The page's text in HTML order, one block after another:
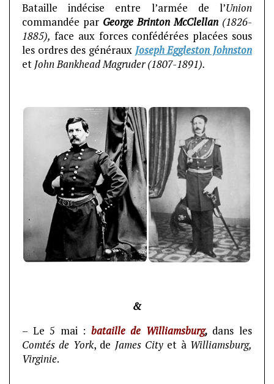
Bataille indécise entre l’armée de l’Union
commandée par George Brinton McClellan(1826-
1885), face aux forces confédérées placées sous
les ordres des généraux Joseph Eggleston Johnston
et John Bankhead Magruder (1807-1891).
&
– Le 5 mai : bataille de Williamsburg, dans les
Comtés de York, de James Cityet à Williamsburg,
Virginie.